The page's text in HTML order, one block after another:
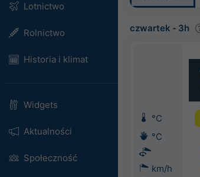
Lotnictwo
Rolnictwo
Historia i klimat
Widgets
Aktualności
Społeczność
czwartek - 3h
°C
°C
km/h